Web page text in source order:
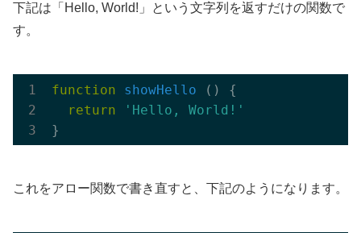
下記は「Hello, World!」という文字列を返すだけの関数で
す。
function showHello ( ) {
return
'Hello, World!'
これをアロー関数で書き直すと、下記のようになります。